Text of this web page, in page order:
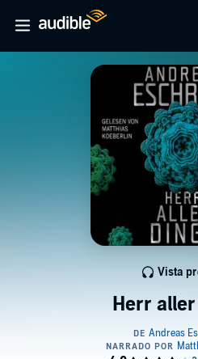
Herr
Vista